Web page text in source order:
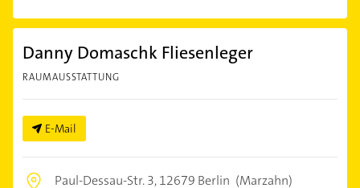
Danny Domaschk Fliesenleger
RAUMAUSSTATTUNG
E-Mail
Paul-Dessau-Str. 3,12679 Berlin (Marzahn)